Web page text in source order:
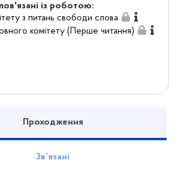
із роботою:
з питань свободи слова
комітету (Перше читання)
Проходження
Зв’язані